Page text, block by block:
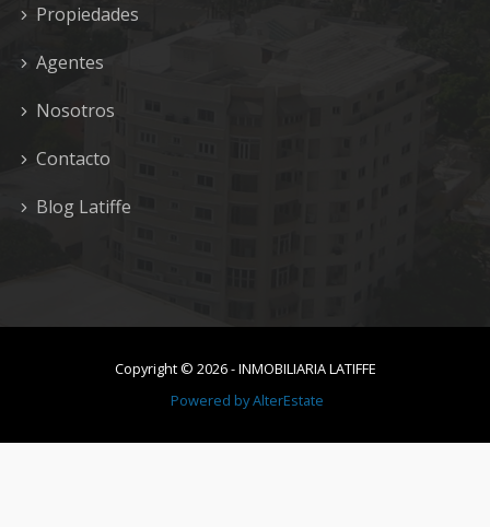
Propiedades
Agentes
Nosotros
Contacto
Blog Latiffe
Copyright © 2026-INMOBILIARIA LATIFFE
Powered byAlterEstate